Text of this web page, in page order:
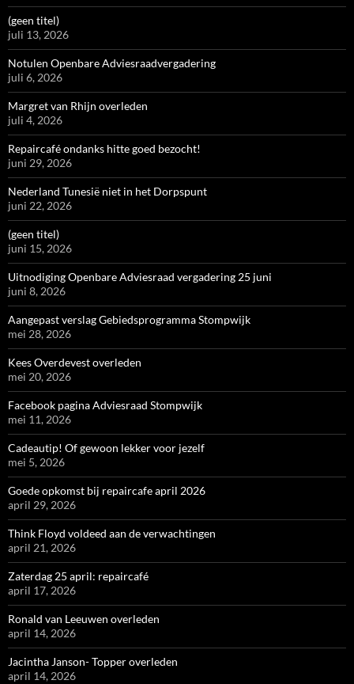
(geen titel)
juli 13, 2026
Notulen Openbare Adviesraadvergadering
juli 6, 2026
Margret van Rhijn overleden
juli 4, 2026
Repaircafé ondanks hitte goed bezocht!
juni 29, 2026
Nederland Tunesië niet in het Dorpspunt
juni 22, 2026
(geen titel)
juni 15, 2026
Uitnodiging Openbare Adviesraad vergadering 25 juni
juni 8, 2026
Aangepast verslag Gebiedsprogramma Stompwijk
mei 28, 2026
Kees Overdevest overleden
mei 20, 2026
Facebook pagina Adviesraad Stompwijk
mei 11, 2026
Cadeautip! Of gewoon lekker voor jezelf
mei 5, 2026
Goede opkomst bij repaircafe april 2026
april 29, 2026
Think Floyd voldeed aan de verwachtingen
april 21, 2026
Zaterdag 25 april: repaircafé
april 17, 2026
Ronald van Leeuwen overleden
april 14, 2026
Jacintha Janson- Topper overleden
april 14, 2026